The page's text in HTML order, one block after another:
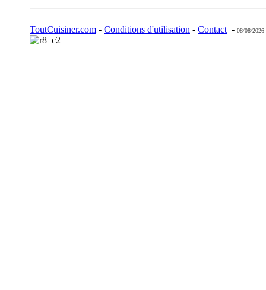
ToutCuisiner.com - Conditions d'utilisation - Contact - 08/08/2026